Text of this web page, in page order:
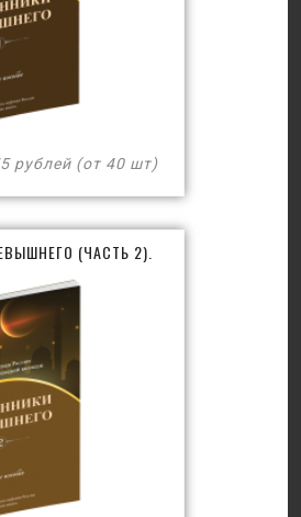
рублей (от 40 шт)
(ЧАСТЬ 2).